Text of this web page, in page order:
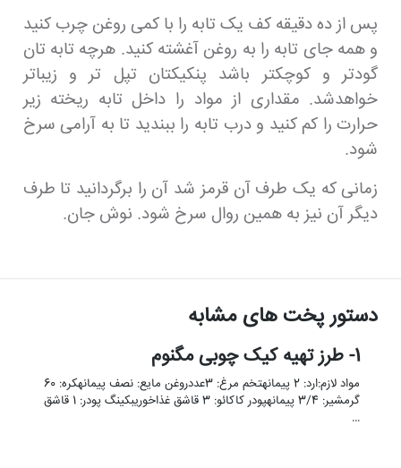
پس از ده دقیقه کف یک تابه را با کمی روغن چرب کنید
و همه جای تابه را به روغن آغشته کنید. هرچه تابه تان
گودتر و کوچکتر باشد پنکیکتان تپل تر و زیباتر
خواهدشد. مقداری از مواد را داخل تابه ریخته زیر
حرارت را کم کنید و درب تابه را ببندید تا به آرامی سرخ
شود.
زمانی که یک طرف آن قرمز شد آن را برگردانید تا طرف
دیگر آن نیز به همین روال سرخ شود. نوش جان.
دستور پخت های مشابه
1- طرز تهیه کیک چوبی مگنوم
مواد لازم:ارد: 2 پیمانهتخم مرغ: 3عددروغن مایع: نصف پیمانهکره: 60
گرمشیر: 3/4 پیمانهپودر کاکائو: 3 قاشق غذاخوریبکینگ پودر: 1 قاشق
…